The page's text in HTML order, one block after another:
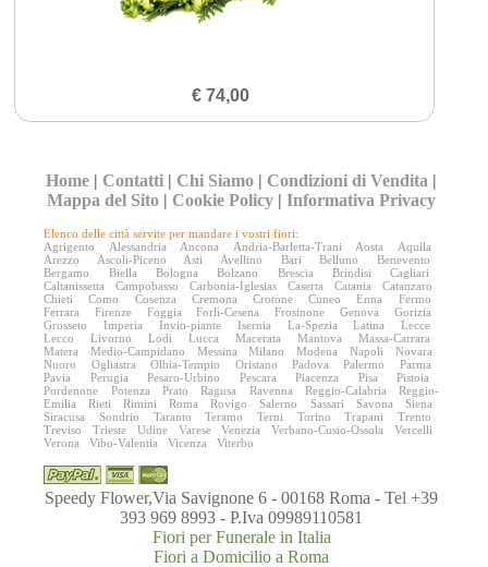
€ 74,00
Home | Contatti | Chi Siamo | Condizioni di Vendita |
Mappa del Sito | Cookie Policy |Informativa Privacy
Elenco delle città servite per mandare i vostri fiori:
Agrigento
Alessandria Ancona Andria-Barletta-Trani Aosta
Aquila
Arezzo
Ascoli-Piceno Asti Avellino Bari Belluno
Benevento
Bergamo
Biella Bologna Bolzano Brescia Brindisi
Cagliari
Caltanissetta
Campobasso Carbonia-Iglesias Caserta Catania
Catanzaro
Chieti
Como Cosenza Cremona Crotone Cuneo Enna
Fermo
Ferrara
Firenze Foggia Forlì-Cesena Frosinone Genova
Gorizia
Grosseto
Imperia Invio-piante Isernia La-Spezia Latina
Lecce
Lecco
Livorno Lodi Lucca Macerata Mantova
Massa-Carrara
Matera
Medio-Campidano Messina Milano Modena Napoli
Novara
Nuoro
Ogliastra Olbia-Tempio Oristano Padova Palermo
Parma
Pavia
Perugia Pesaro-Urbino Pescara Piacenza Pisa
Pistoia
Pordenone
Potenza Prato Ragusa Ravenna Reggio-Calabria
Reggio-
Emilia
Rieti Rimini Roma Rovigo Salerno Sassari Savona
Siena
Siracusa
Sondrio Taranto Teramo Terni Torino Trapani
Trento
Treviso
Trieste Udine Varese Venezia Verbano-Cusio-Ossola
Vercelli
Verona
Vibo-Valentia Vicenza Viterbo
Speedy Flower,Via Savignone 6 - 00168 Roma - Tel +39
393 969 8993 - P.Iva 09989110581
Fiori per Funerale in Italia
Fiori a Domicilio a Roma